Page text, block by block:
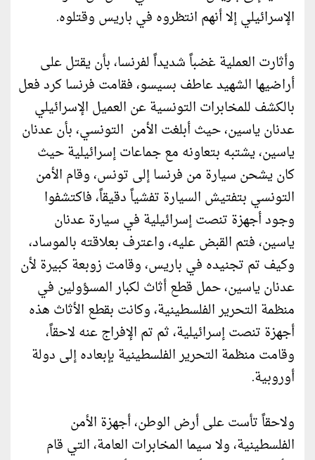
الإسرائيلي إلا أنهم انتظروه في باريس وقتلوه.
وأثارت العملية غضباً شديداً لفرنسا، بأن يقتل على
أراضيها الشهيد عاطف بسيسو، فقامت فرنسا كرد فعل
بالكشف للمخابرات التونسية عن العميل الإسرائيلي
عدنان ياسين، حيث أبلغت الأمن التونسي، بأن عدنان
ياسين، يشتبه بتعاونه مع جماعات إسرائيلية حيث
كان يشحن سيارة من فرنسا إلى تونس، وقام الأمن
التونسي بتفتيش السيارة تفشياً دقيقاً، فاكتشفوا
وجود أجهزة تنصت إسرائيلية في سيارة عدنان
ياسين، فتم القبض عليه، واعترف بعلاقته بالموساد،
وكيف تم تجنيده في باريس، وقامت زوبعة كبيرة لأن
عدنان ياسين، حمل قطع أثاث لكبار المسؤولين في
منظمة التحرير الفلسطينية، وكانت بقطع الأثاث هذه
أجهزة تنصت إسرائيلية، ثم تم الإفراج عنه لاحقاً،
وقامت منظمة التحرير الفلسطينية بإبعاده إلى دولة
أوروبية.
ولاحقاً تأست على أرض الوطن، أجهزة الأمن
الفلسطينية، ولا سيما المخابرات العامة، التي قام